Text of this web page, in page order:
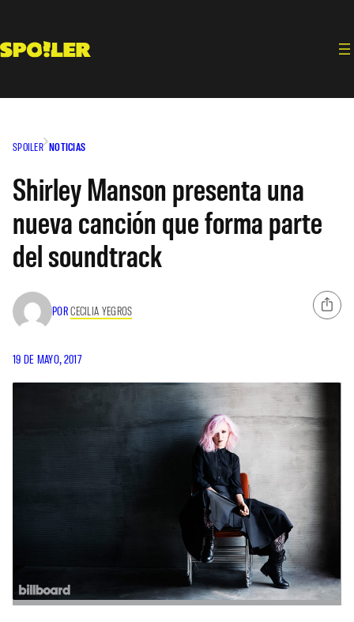
contenido
SPOILER NOTICIAS
Shirley Manson presenta una
nueva canción que forma parte
del soundtrack
PORCECILIA YEGROS
19 DE MAYO, 2017